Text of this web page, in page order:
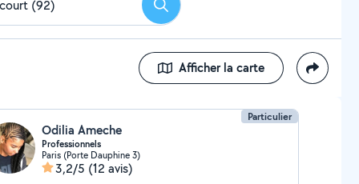
Rechercher
Afficher la carte
Particulier
Odilia Ameche
Professionnels
Paris (Porte Dauphine 3)
3,2/5 (12 avis)